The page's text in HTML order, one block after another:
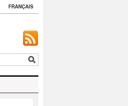
FRANÇAIS